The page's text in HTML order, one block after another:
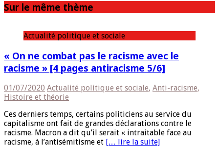
Sur le même thème
Actualité politique et sociale
« On ne combat pas le racisme avec le
racisme » [4 pages antiracisme 5/6]
01/07/2020 Actualité politique et sociale, Anti-racisme,
Histoire et théorie
Ces derniers temps, certains politiciens au service du
capitalisme ont fait de grandes déclarations contre le
racisme. Macron a dit qu’il serait « intraitable face au
racisme, à l’antisémitisme et [… lire la suite]